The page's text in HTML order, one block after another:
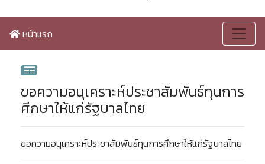
หน้าแรก
ขอความอนุเคราะห์ประชาสัมพันธ์ทุนการ
ศึกษาให้แก่รัฐบาลไทย
ขอความอนุเคราะห์ประชาสัมพันธ์ทุนการศึกษาให้แก่รัฐบาลไทย